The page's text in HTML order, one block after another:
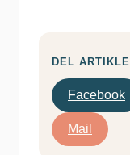
DEL
Facebook
Mail